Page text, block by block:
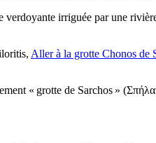
verdoyante irriguée par une
Aller à la grotte Chonos de
« grotte de Sarchos » (